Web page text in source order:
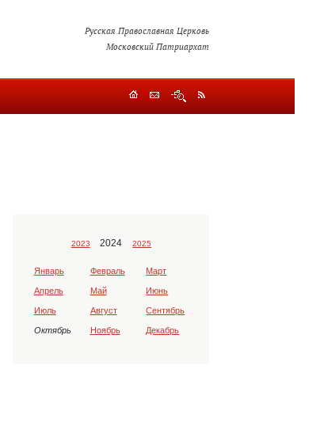
Русская Православная Церковь
Московский Патриархат
2023 2024 2025
Январь Февраль Март
Апрель Май Июнь
Июль Август Сентябрь
Октябрь Ноябрь Декабрь